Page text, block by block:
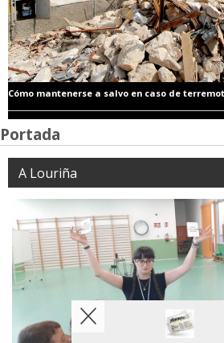
Cómo mantenerse a salvo en caso de
Portada
A Louriña